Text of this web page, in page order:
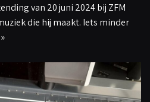
van 20 juni 2024 bij ZFM
die hij maakt. Iets minder